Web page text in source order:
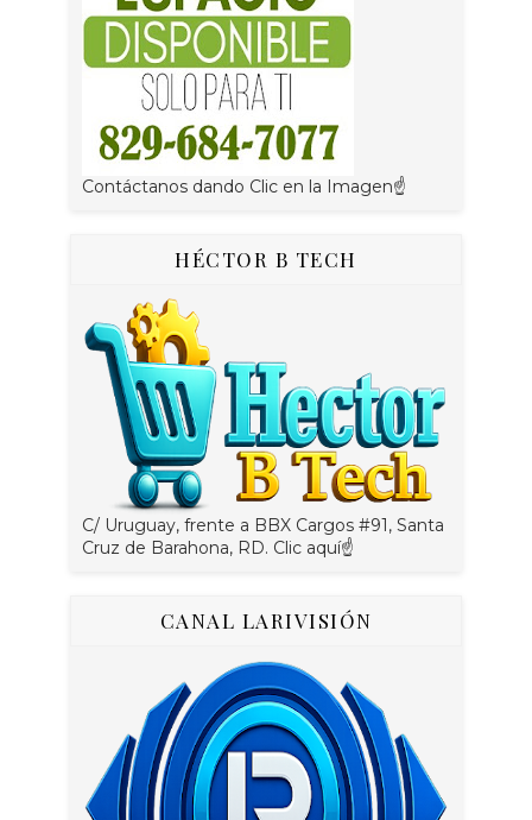
Contáctanos dando Clic en la Imagen☝
HÉCTOR B TECH
C/ Uruguay, frente a BBX Cargos #91, Santa
Cruz de Barahona, RD. Clic aquí☝
CANAL LARIVISIÓN